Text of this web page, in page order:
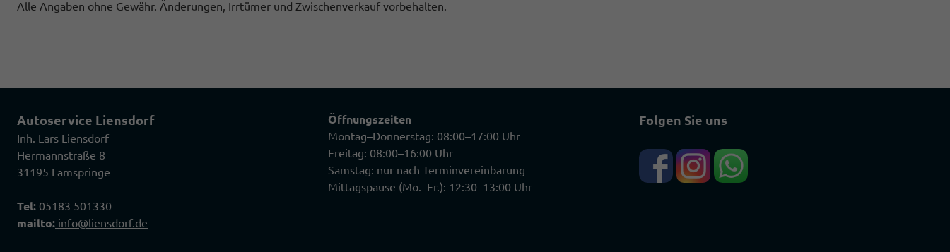
Alle Angaben ohne Gewähr. Änderungen, Irrtümer und Zwischenverkauf vorbehalten.
Autoservice Liensdorf
Inh. Lars Liensdorf
Hermannstraße 8
31195 Lamspringe
Tel: 05183 501330
mailto: info@liensdorf.de
Öffnungszeiten
Montag–Donnerstag: 08:00–17:00 Uhr
Freitag: 08:00–16:00 Uhr
Samstag: nur nach Terminvereinbarung
Mittagspause (Mo.–Fr.): 12:30–13:00 Uhr
Folgen Sie uns